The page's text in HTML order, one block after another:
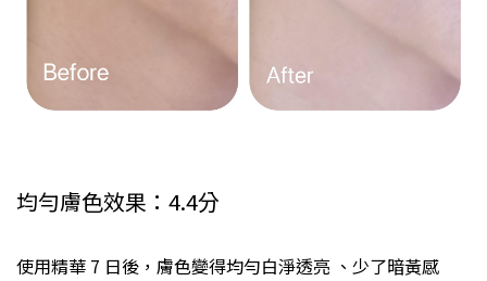
均勻膚色效果：4.4分
使用精華 7 日後，膚色變得均勻白淨透亮 、少了暗黃感